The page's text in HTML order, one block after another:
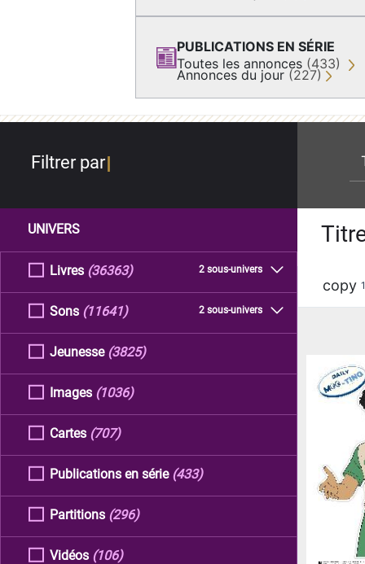
PUBLICATIONS EN SÉRIE
Toutes les annonces (433)
Annonces du jour (227)
Filtrer par
UNIVERS
Livres 2 sous-univers
(36363)
Sons 2 sous-univers
(11641)
Jeunesse (3825)
Images (1036)
Cartes (707)
Publications en série (433)
Partitions (296)
Vidéos (106)
copy